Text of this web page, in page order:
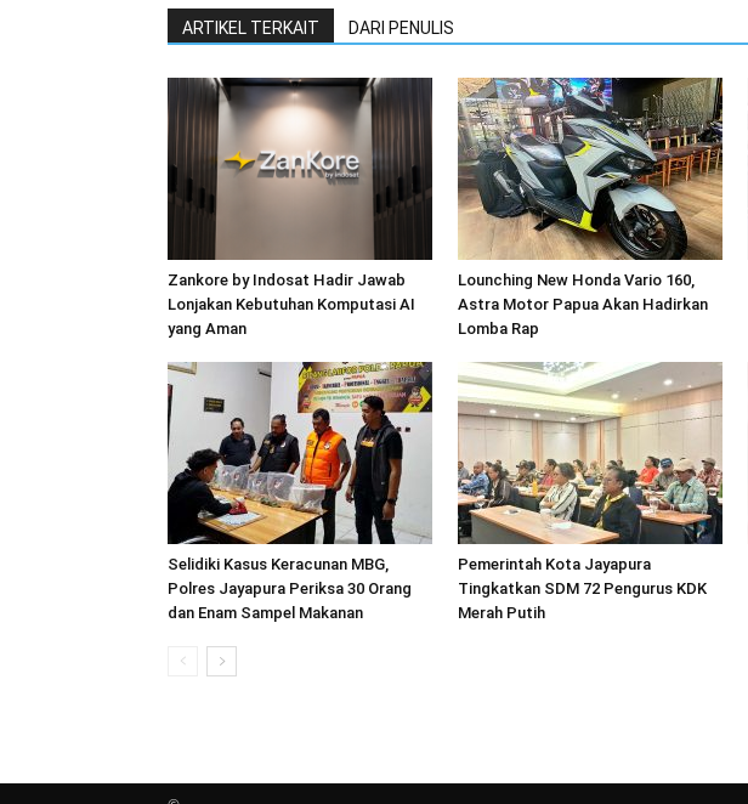
ARTIKEL TERKAIT DARI PENULIS
Zankore by Indosat Hadir Jawab
Lonjakan Kebutuhan Komputasi AI
yang Aman
Lounching New Honda Vario 160,
Astra Motor Papua Akan Hadirkan
Lomba Rap
Selidiki Kasus Keracunan MBG,
Polres Jayapura Periksa 30 Orang
dan Enam Sampel Makanan
Pemerintah Kota Jayapura
Tingkatkan SDM 72 Pengurus KDK
Merah Putih